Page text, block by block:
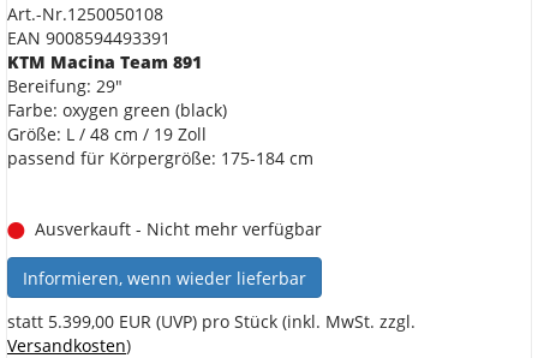
Art.-Nr.1250050108
EAN 9008594493391
KTM Macina Team 891
Bereifung: 29"
Farbe: oxygen green (black)
Größe: L / 48 cm / 19 Zoll
passend für Körpergröße: 175-184 cm
Ausverkauft - Nicht mehr verfügbar
Informieren, wenn wieder lieferbar
statt 5.399,00 EUR (UVP) pro Stück (inkl. MwSt. zzgl.
Versandkosten)